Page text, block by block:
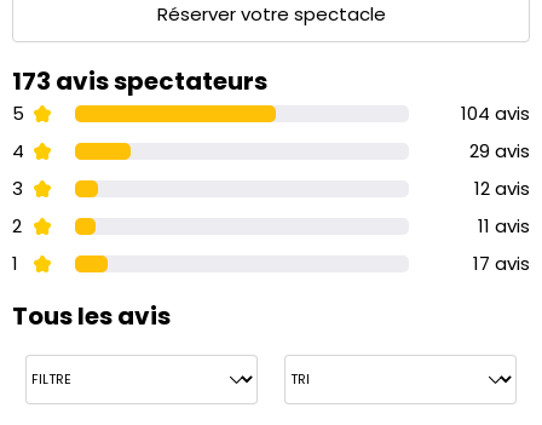
Réserver votre spectacle
173 avis spectateurs
5
104 avis
4
29 avis
3
12 avis
2
11 avis
1
17 avis
Tous les avis